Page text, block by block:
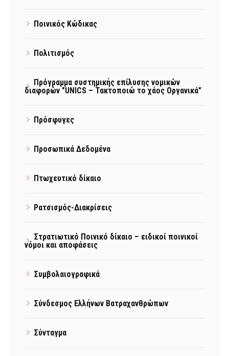
Ποινικός Κώδικας
Πολιτισμός
Πρόγραμμα συστημικής επίλυσης νομικών
διαφορών "UNICS – Τακτοποιώ το χάος Οργανικά"
Πρόσφυγες
Προσωπικά Δεδομένα
Πτωχευτικό δίκαιο
Ρατσισμός-Διακρίσεις
Στρατιωτικό Ποινικό δίκαιο – ειδικοί ποινικοί
νόμοι και αποφάσεις
Συμβολαιογραφικά
Σύνδεσμος Ελλήνων Βατραχανθρώπων
Σύνταγμα